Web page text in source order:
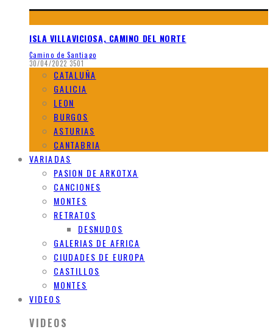
ISLA VILLAVICIOSA, CAMINO DEL NORTE
Camino de Santiago
30/04/2022 3501
CATALUÑA
GALICIA
LEON
BURGOS
ASTURIAS
CANTABRIA
VARIADAS
PASION DE ARKOTXA
CANCIONES
MONTES
RETRATOS
DESNUDOS
GALERIAS DE AFRICA
CIUDADES DE EUROPA
CASTILLOS
MONTES
VIDEOS
VIDEOS